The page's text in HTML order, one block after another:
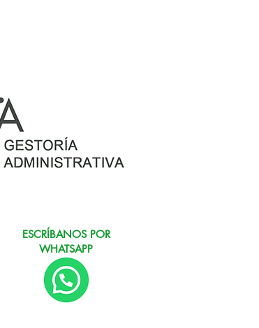
ESCRÍBANOS POR
WHATSAPP